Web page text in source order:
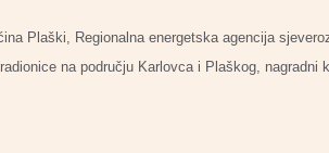
Plaški, Regionalna energetska agencija
na području Karlovca i Plaškog,